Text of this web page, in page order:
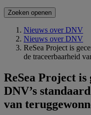
Zoeken openen
Nieuws over DNV
Nieuws over DNV
ReSea Project is
de traceerbaarheid
ReSea Project
DNV’s
van